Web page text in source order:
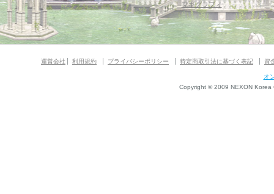
マギグラフィ
運営会社 利用規約 プライバシーポリシー 特定商取引法に基づく表記 資
オ
Copyright © 2009 NEXON Korea